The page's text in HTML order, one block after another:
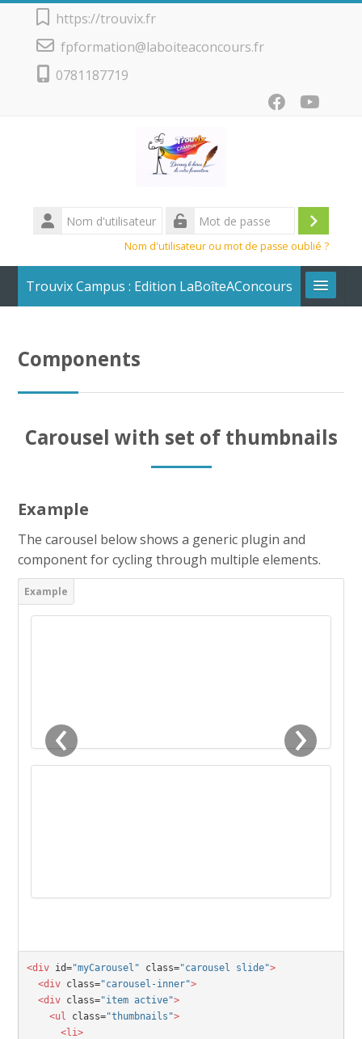
Passer au contenu principal
https://trouvix.fr
fpformation@laboiteaconcours.fr
0781187719
Nom
d'utilisateur
Nom d'utilisateur ou mot de passe oublié ?
Trouvix Campus : Edition LaBoîteAConcours
CAP AEPE
Vers Trouvix
Salle des Profs
Salles de Cours
Components
Carousel with set of thumbnails
Example
The carousel below shows a generic plugin and
component for cycling through multiple elements.
‹ ›
<div id="myCarousel" class="carousel slide">
  <div
class="carousel-inner">
  <div
class="item active">
    <ul
class="thumbnails">
      <li>